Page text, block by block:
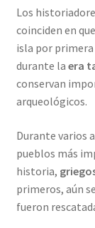
Los
coinciden en
isla por primera
durante la era
conservan
arqueológicos.
Durante varios
pueblos más
historia,
primeros, aún
fueron